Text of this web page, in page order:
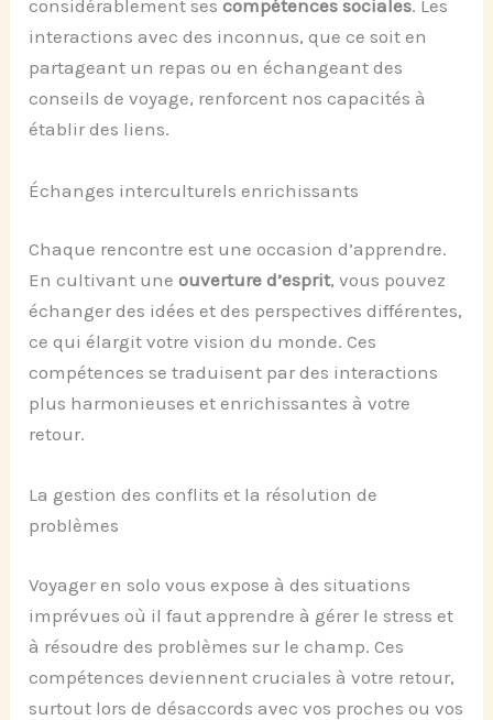
considérablement sescompétences sociales. Les
interactions avec des inconnus, que ce soit en
partageant un repas ou en échangeant des
conseils de voyage, renforcent nos capacités à
établir des liens.
Échanges interculturels enrichissants
Chaque rencontre est une occasion d’apprendre.
En cultivant uneouverture d’esprit, vous pouvez
échanger des idées et des perspectives différentes,
ce qui élargit votre vision du monde. Ces
compétences se traduisent par des interactions
plus harmonieuses et enrichissantes à votre
retour.
La gestion des conflits et la résolution de
problèmes
Voyager en solo vous expose à des situations
imprévues où il faut apprendre à gérer le stress et
à résoudre des problèmes sur le champ. Ces
compétences deviennent cruciales à votre retour,
surtout lors de désaccords avec vos proches ou vos